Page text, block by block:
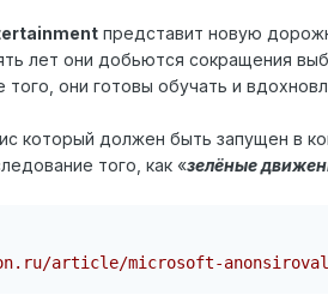
представит новую
лет они добьются сокращения
того, они готовы обучать и
который должен быть запущен в
того, как «зелёные
article/microsoft-